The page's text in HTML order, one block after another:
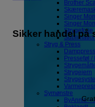
Brother
Singer
Singer
Strygefolie
Stryg & Press
Presseføl /
Strygejern
Symønstre
ByAnnie –
Sikker handel på